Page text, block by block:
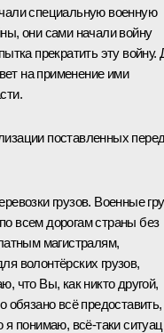
специальную военную
они сами начали войну
прекратить эту войну.
на применение ими
поставленных
грузов. Военные
всем дорогам страны без
магистралям,
волонтёрских грузов,
что Вы, как никто другой,
обязано всё предоставить,
я понимаю, всё-таки